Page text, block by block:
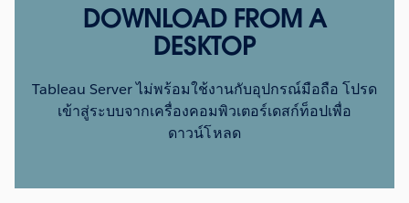
DOWNLOAD FROM A
DESKTOP
Tableau Server ไม่พร้อมใช้งานกับอุปกรณ์มือถือ โปรด
เข้าสู่ระบบจากเครื่องคอมพิวเตอร์เดสก์ท็อปเพื่อ
ดาวน์โหลด